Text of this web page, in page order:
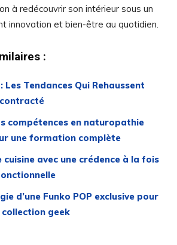
à redécouvrir son intérieur sous un
innovation et bien-être au quotidien.
:
Les Tendances Qui Rehaussent
compétences en naturopathie
une formation complète
avec une crédence à la fois
d’une Funko POP exclusive pour
geek